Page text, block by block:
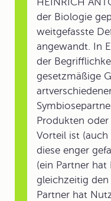
der Biologie
weitgefasste
angewandt. In
der
gesetzmäßige
Produkten oder
Vorteil ist
diese enger
(ein Partner
gleichzeitig den
Partner hat